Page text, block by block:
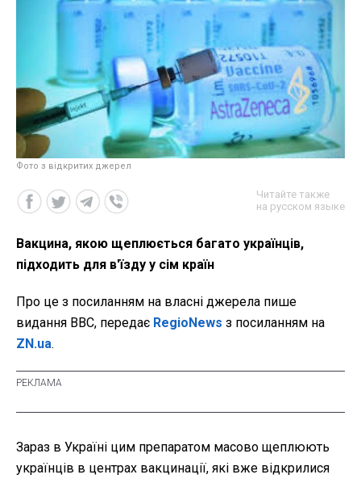
Фото з відкритих джерел
Читайте также
на русском языке
Вакцина, якою щеплюється багато українців,
підходить для в'їзду у сім країн
Про це з посиланням на власні джерела пише
видання ВВС, передає RegioNews з посиланням на
ZN.ua.
Зараз в Україні цим препаратом масово щеплюють
українців в центрах вакцинації, які вже відкрилися